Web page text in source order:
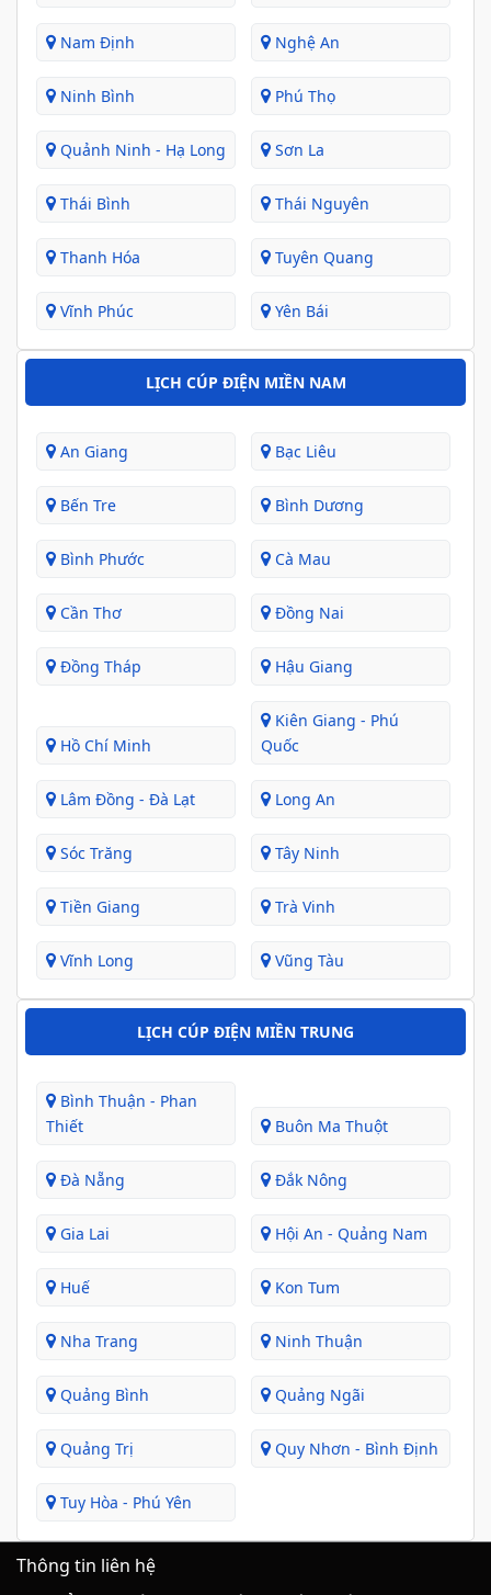
Nam Định Nghệ An
Ninh Bình Phú Thọ
Quảnh Ninh - Hạ Long Sơn La
Thái Bình Thái Nguyên
Thanh Hóa Tuyên Quang
Vĩnh Phúc Yên Bái
LỊCH CÚP ĐIỆN MIỀN NAM
An Giang Bạc Liêu
Bến Tre Bình Dương
Bình Phước Cà Mau
Cần Thơ Đồng Nai
Đồng Tháp Hậu Giang
Hồ Chí Minh
Kiên Giang - Phú
Quốc
Lâm Đồng - Đà Lạt Long An
Sóc Trăng Tây Ninh
Tiền Giang Trà Vinh
Vĩnh Long Vũng Tàu
LỊCH CÚP ĐIỆN MIỀN TRUNG
Bình Thuận - Phan
Thiết
Buôn Ma Thuột
Đà Nẵng Đắk Nông
Gia Lai Hội An - Quảng Nam
Huế Kon Tum
Nha Trang Ninh Thuận
Quảng Bình Quảng Ngãi
Quảng Trị Quy Nhơn - Bình Định
Tuy Hòa - Phú Yên
Thông tin liên hệ